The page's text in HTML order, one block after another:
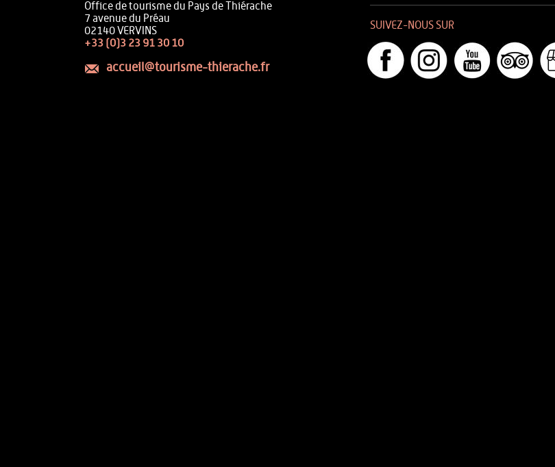
Office de tourisme du Pays de Thiérache
7 avenue du Préau
02140 VERVINS
+33 (0)3 23 91 30 10
accueil@tourisme-thierache.fr
SUIVEZ-NOUS SUR